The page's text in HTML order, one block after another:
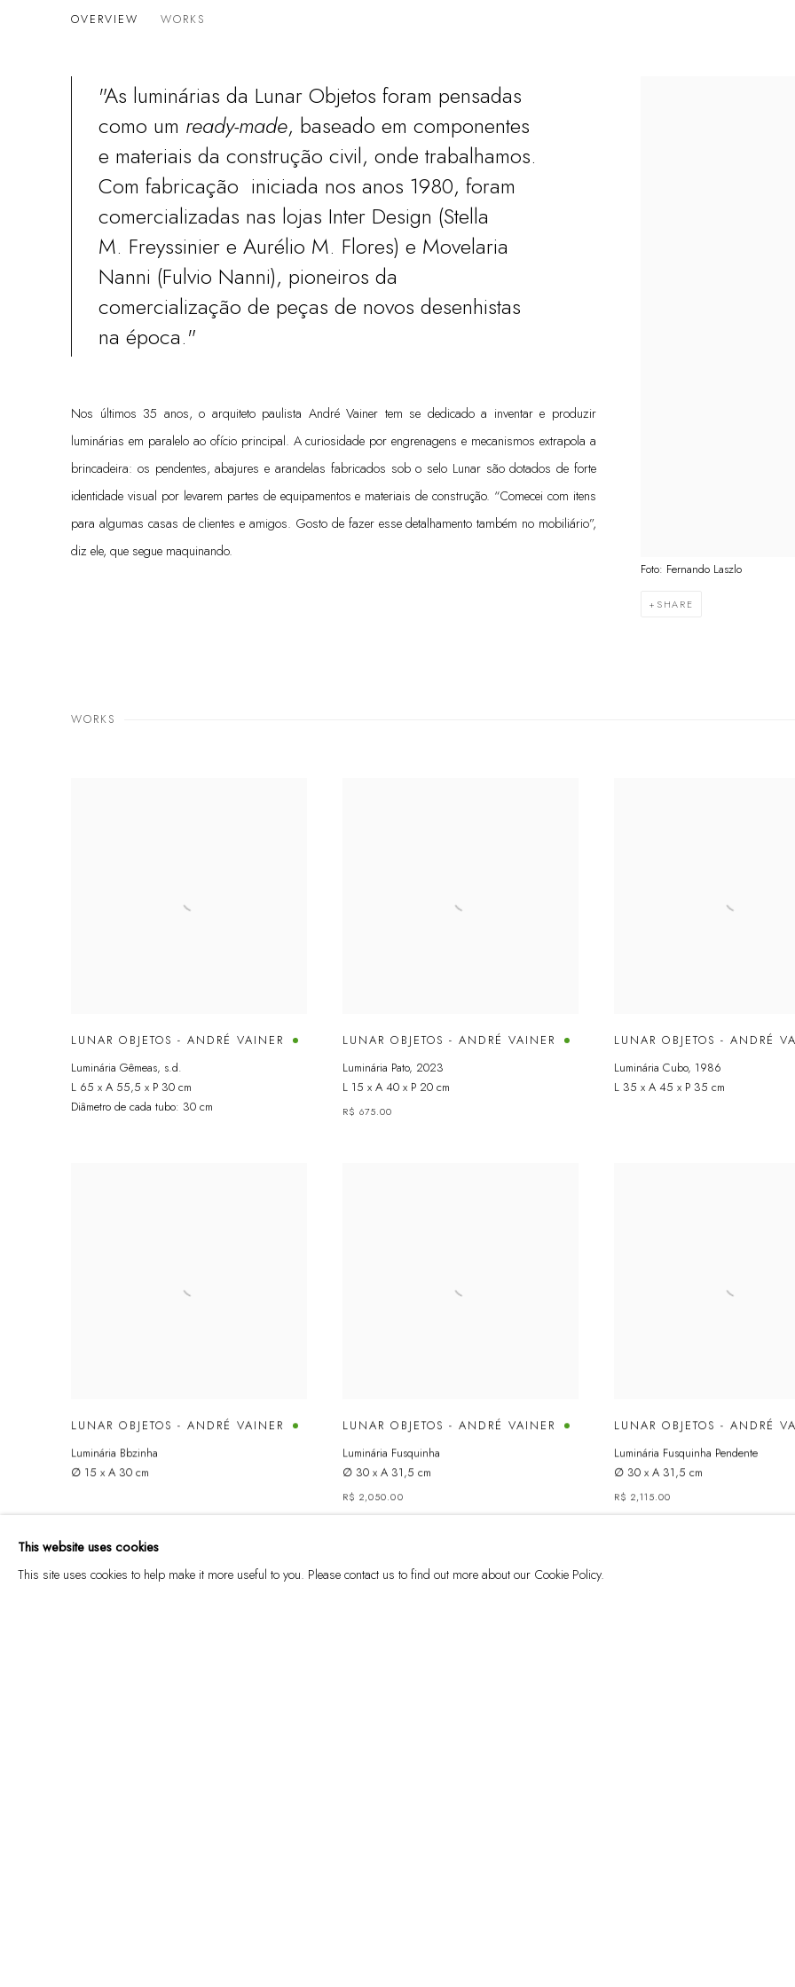
LUNAR OBJETOS - ANDRÉ VAINER
OVERVIEW WORKS
Foto: Fernando Laszlo
SHARE
"As luminárias da Lunar Objetos foram pensadas
como um ready-made, baseado em componentes
e materiais da construção civil, onde trabalhamos.
Com fabricação iniciada nos anos 1980, foram
comercializadas nas lojas Inter Design (Stella
M. Freyssinier e Aurélio M. Flores) e Movelaria
Nanni (Fulvio Nanni), pioneiros da
comercialização de peças de novos desenhistas
na época."
Nos últimos 35 anos, o arquiteto paulista André Vainer tem se dedicado a inventar e produzir
luminárias em paralelo ao ofício principal. A curiosidade por engrenagens e mecanismos extrapola a
brincadeira: os pendentes, abajures e arandelas fabricados sob o selo Lunar são dotados de forte
identidade visual por levarem partes de equipamentos e materiais de construção. “Comecei com itens
para algumas casas de clientes e amigos. Gosto de fazer esse detalhamento também no mobiliário”,
diz ele, que segue maquinando.
WORKS
LUNAR OBJETOS - ANDRÉ VAINER
Luminária Gêmeas, s.d.
L 65 x A 55,5 x P 30 cm
Diâmetro de cada tubo: 30 cm
LUNAR OBJETOS - ANDRÉ VAINER
Luminária Pato, 2023
L 15 x A 40 x P 20 cm
R$ 675.00
LUNAR OBJETOS - ANDRÉ
Luminária Cubo, 1986
L 35 x A 45 x P 35 cm
LUNAR OBJETOS - ANDRÉ VAINER
Luminária Bbzinha
∅ 15 x A 30 cm
LUNAR OBJETOS - ANDRÉ VAINER
Luminária Fusquinha
∅ 30 x A 31,5 cm
R$ 2,050.00
LUNAR OBJETOS - ANDRÉ
Luminária Fusquinha Pendente
∅ 30 x A 31,5 cm
R$ 2,115.00
This website uses cookies
This site uses cookies to help make it more useful to you. Please contact us to find out more about our Cookie Policy.